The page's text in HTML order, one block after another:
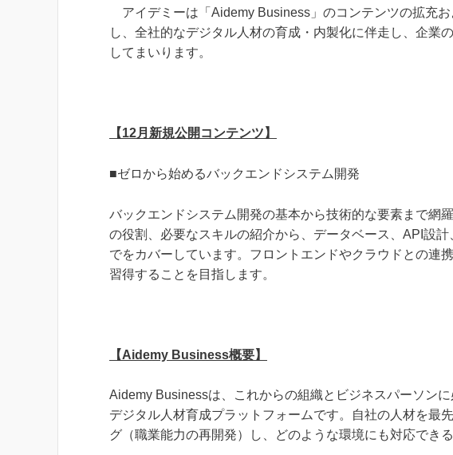
アイデミーは「Aidemy Business」のコンテンツの拡充
し、全社的なデジタル人材の育成・内製化に伴走し、企業
してまいります。
【12月新規公開コンテンツ】
■ゼロから始めるバックエンドシステム開発
バックエンドシステム開発の基本から技術的な要素まで網
の役割、必要なスキルの紹介から、データベース、API設
でをカバーしています。フロントエンドやクラウドとの連
習得することを目指します。
【Aidemy Business概要】
Aidemy Businessは、これからの組織とビジネスパーソン
デジタル人材育成プラットフォームです。自社の人材を最
グ（職業能力の再開発）し、どのような環境にも対応でき